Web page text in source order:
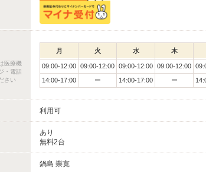
医療機
・電話
さい
月 火 水 木
09:00-12:00 09:00-12:00 09:00-12:00 09:00-12:00
14:00-17:00
ー 14:00-17:00 ー
利用可
あり
無料2台
鍋島 崇寛